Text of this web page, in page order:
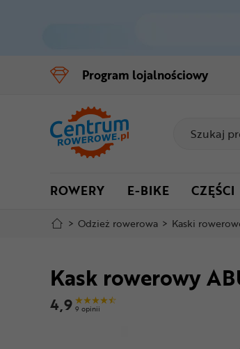
Menu główne
Informacje o produkcie
Do koszyka
Szczegółowe informacje
Mapa strony
Program lojalnościowy
ROWERY E-BIKE CZĘŚCI
> Odzież rowerowa > Kaski
Kask rowerowy
4,9 9 opinii